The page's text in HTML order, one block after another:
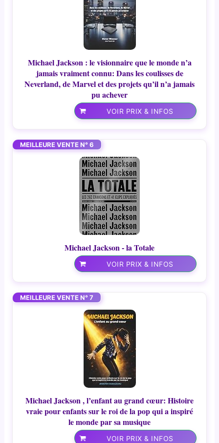
Michael Jackson : le visionnaire que le monde n’a
jamais vraiment connu: Dans les coulisses de
Neverland, de Marvel et des projets qu’il n’a jamais
pu achever
VOIR PRIX & INFOS
MEILLEURE VENTE N° 6
Michael Jackson - la Totale
VOIR PRIX & INFOS
MEILLEURE VENTE N° 7
Michael Jackson , l’enfant au grand cœur: Histoire
vraie pour enfants sur le roi de la pop qui a inspiré
le monde par sa musique
VOIR PRIX & INFOS